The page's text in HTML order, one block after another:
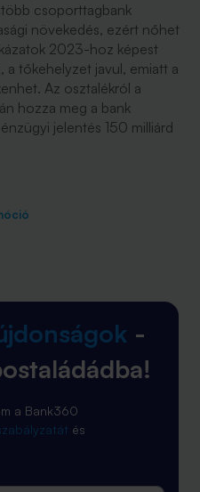
csoporttagbank
növekedés, ezért nőhet
2023-hoz képest
a tőkehelyzet javul, emiatt a
Az osztalékról a
hozza meg a bank
jelentés 150 milliárd
-
a Bank360
és